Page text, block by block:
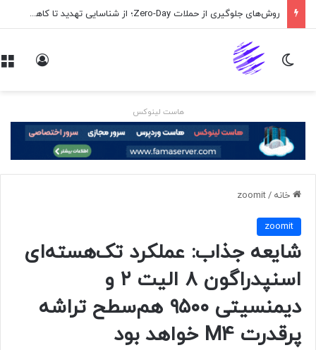
روش‌های جلوگیری از حملات Zero-Day؛ از شناسایی تهدید تا کاهش ریسک
تغییر پوسته
هاست لینوکس
خانه /
zoomit
zoomit
شایعه جذاب: عملکرد تک‌هسته‌ای
اسنپدراگون ۸ الیت ۲ و
دیمنسیتی ۹۵۰۰ هم‌سطح تراشه
پرقدرت M4 خواهد بود